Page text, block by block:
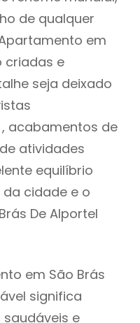
de qualquer
em
criadas e
seja deixado
acabamentos de
atividades
equilíbrio
cidade e o
De Alportel
em São Brás
significa
e